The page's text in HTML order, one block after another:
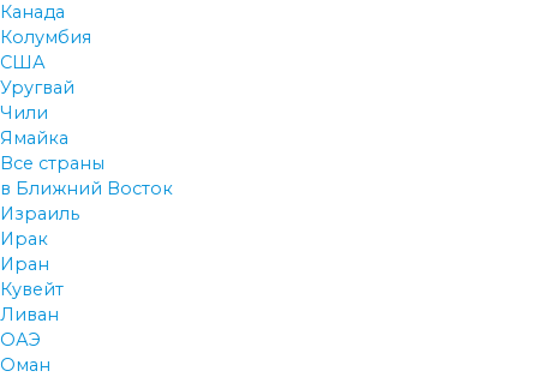
Канада
Колумбия
США
Уругвай
Чили
Ямайка
Все страны
в Ближний Восток
Израиль
Ирак
Иран
Кувейт
Ливан
ОАЭ
Оман